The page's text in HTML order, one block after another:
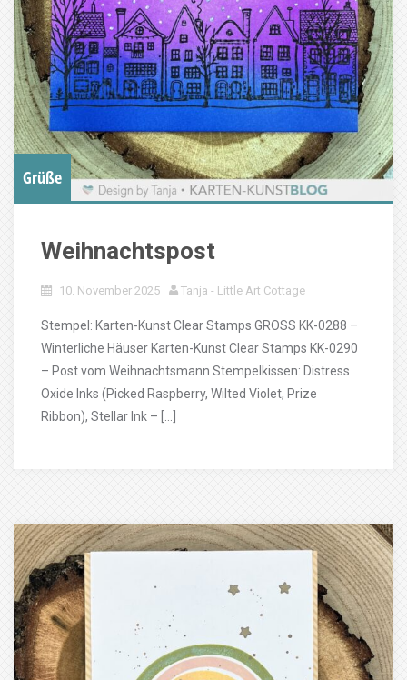
Grüße
Weihnachtspost
10. November 2025 Tanja - Little Art Cottage
Stempel: Karten-Kunst Clear Stamps GROSS KK-0288 –
Winterliche Häuser Karten-Kunst Clear Stamps KK-0290
– Post vom Weihnachtsmann Stempelkissen: Distress
Oxide Inks (Picked Raspberry, Wilted Violet, Prize
Ribbon), Stellar Ink – […]